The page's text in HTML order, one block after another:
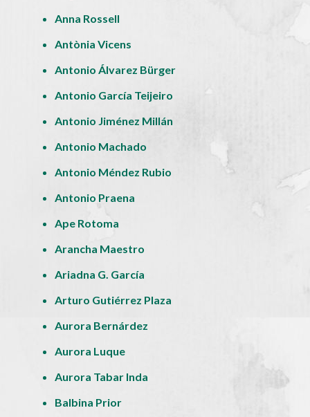
Anna Rossell
Antònia Vicens
Antonio Álvarez Bürger
Antonio García Teijeiro
Antonio Jiménez Millán
Antonio Machado
Antonio Méndez Rubio
Antonio Praena
Ape Rotoma
Arancha Maestro
Ariadna G. García
Arturo Gutiérrez Plaza
Aurora Bernárdez
Aurora Luque
Aurora Tabar Inda
Balbina Prior